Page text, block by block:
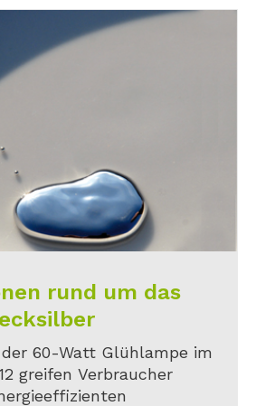
rund um das
60-Watt Glühlampe im
greifen Verbraucher